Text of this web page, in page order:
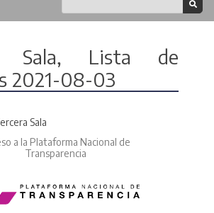
Sala, Lista de
2021-08-03
Sala
a la Plataforma Nacional de
Transparencia